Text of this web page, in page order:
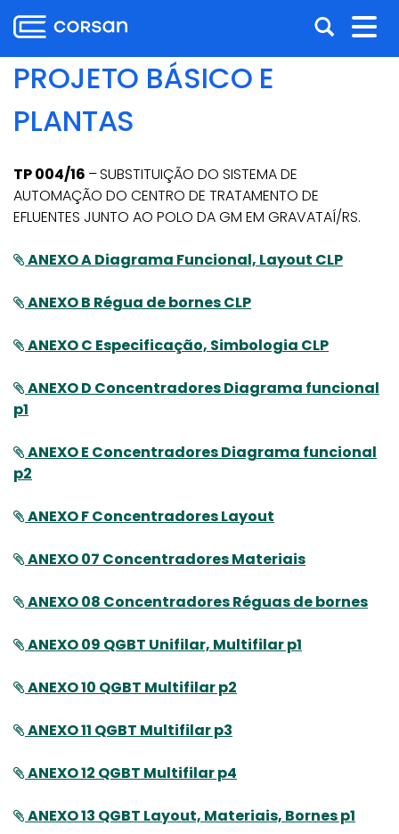
para
o
conteúdo
para
para
para
o
conteúdo
Abrir
a
PROJETO BÁSICO E
PLANTAS
TP 004/16 –SUBSTITUIÇÃO DO SISTEMA DE
AUTOMAÇÃO DO CENTRO DE TRATAMENTO DE
EFLUENTES JUNTO AO POLO DA GM EM GRAVATAÍ/RS.
ANEXO A Diagrama Funcional, Layout CLP
ANEXO B Régua de bornes CLP
ANEXO C Especificação, Simbologia CLP
ANEXO D Concentradores Diagrama funcional
p1
ANEXO E Concentradores Diagrama funcional
p2
ANEXO F Concentradores Layout
ANEXO 07 Concentradores Materiais
ANEXO 08 Concentradores Réguas de bornes
ANEXO 09 QGBT Unifilar, Multifilar p1
ANEXO 10 QGBT Multifilar p2
ANEXO 11 QGBT Multifilar p3
ANEXO 12 QGBT Multifilar p4
ANEXO 13 QGBT Layout, Materiais, Bornes p1